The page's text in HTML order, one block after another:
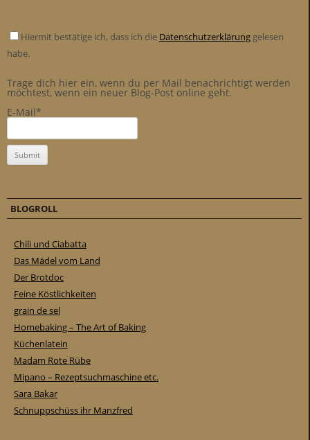
Hiermit bestätige ich, dass ich die Datenschutzerklärung gelesen
habe.
Trage dich hier ein, wenn du per Mail benachrichtigt werden
möchtest, wenn ein neuer Blog-Post online geht.
E-Mail*
BLOGROLL
Chili und Ciabatta
Das Mädel vom Land
Der Brotdoc
Feine Köstlichkeiten
grain de sel
Homebaking – The Art of Baking
Küchenlatein
Madam Rote Rübe
Mipano – Rezeptsuchmaschine etc.
Sara Bakar
Schnuppschüss ihr Manzfred